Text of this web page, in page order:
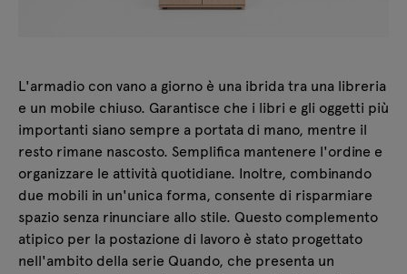
L'armadio con vano a giorno è una ibrida tra una libreria
e un mobile chiuso. Garantisce che i libri e gli oggetti più
importanti siano sempre a portata di mano, mentre il
resto rimane nascosto. Semplifica mantenere l'ordine e
organizzare le attività quotidiane. Inoltre, combinando
due mobili in un'unica forma, consente di risparmiare
spazio senza rinunciare allo stile. Questo complemento
atipico per la postazione di lavoro è stato progettato
nell'ambito della serie Quando, che presenta un